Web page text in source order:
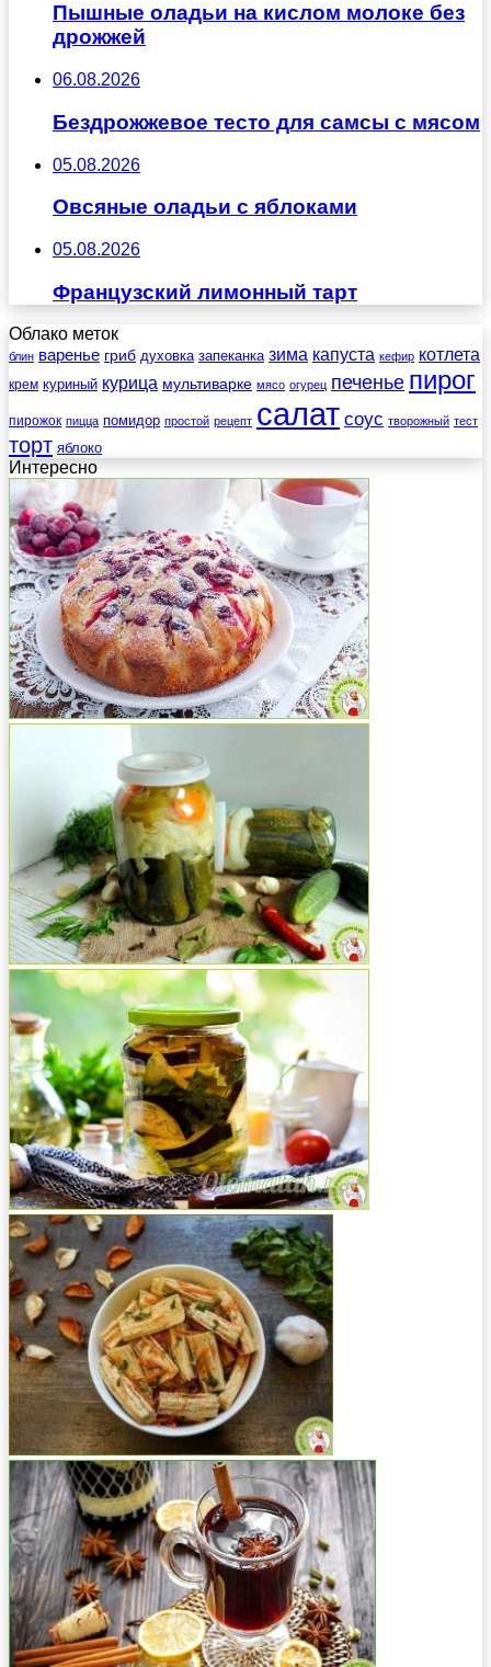
Пышные оладьи на кислом молоке без
дрожжей
06.08.2026
Бездрожжевое тесто для самсы с мясом
05.08.2026
Овсяные оладьи с яблоками
05.08.2026
Французский лимонный тарт
Облако меток
блин варенье гриб духовка запеканка зима капуста кефир котлета
крем куриный курица мультиварке мясо огурец печенье пирог
пирожок пицца помидор простой рецепт салат соус творожный тест
торт яблоко
Интересно